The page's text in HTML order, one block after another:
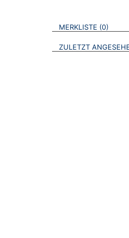
VERWEISE AUF
MERKLISTE 0
ZULETZT